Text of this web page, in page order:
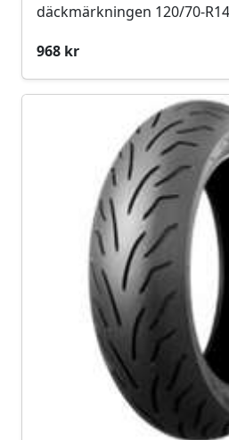
däckmärkningen 120/70-
968 kr